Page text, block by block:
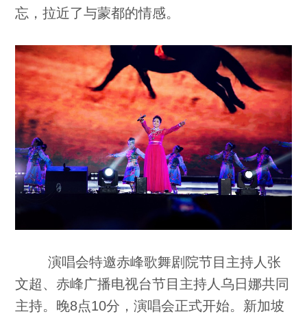
忘，拉近了与蒙都的情感。
演唱会特邀赤峰歌舞剧院节目主持人张
文超、赤峰广播电视台节目主持人乌日娜共同
主持。晚8点10分，演唱会正式开始。新加坡